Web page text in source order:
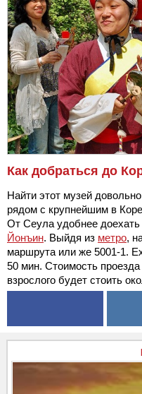
Как добраться до
Найти этот музей
рядом с крупнейшим в
От Сеула удобнее доехать
Йонъин. Выйдя из метро,
маршрута или же 5001-1.
50 мин. Стоимость
взрослого будет стоить